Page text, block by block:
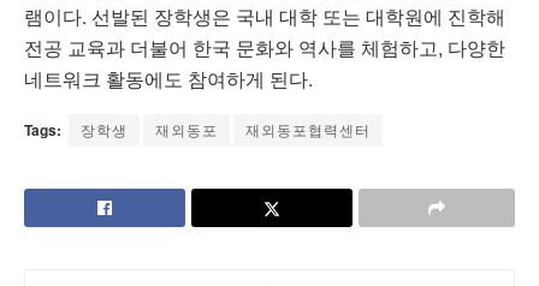
램이다. 선발된 장학생은 국내 대학 또는 대학원에 진학해
전공 교육과 더불어 한국 문화와 역사를 체험하고, 다양한
네트워크 활동에도 참여하게 된다.
Tags: 장학생 재외동포 재외동포협력센터